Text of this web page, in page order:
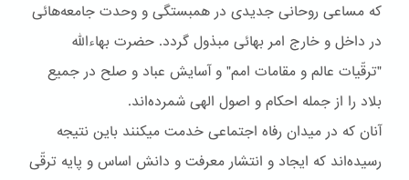
که مساعی روحانی جديدی در همبستگی و وحدت جامعه‌هائی
در داخل و خارج امر بهائی مبذول گردد. حضرت بهاءاللّه
"ترقّيات عالم و مقامات امم" و آسايش عباد و صلح در جميع
بلاد را از جمله احکام و اصول الهی شمرده‌اند.
آنان که در ميدان رفاه اجتماعی خدمت ميکنند باين نتيجه
رسيده‌اند که ايجاد و انتشار معرفت و دانش اساس و پايه ترقّی